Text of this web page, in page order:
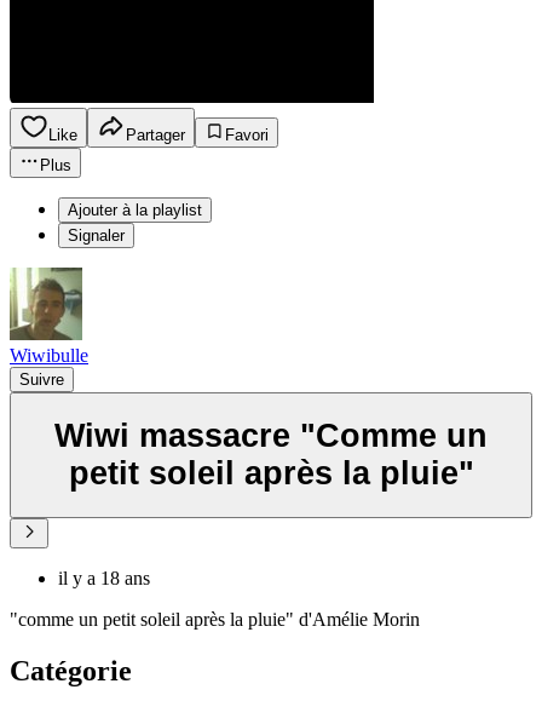
Like Partager
Favori
Plus
Ajouter à la playlist
Signaler
Wiwibulle
Suivre
Wiwi massacre "Comme un
petit soleil après la pluie"
il y a 18 ans
"comme un petit soleil après la pluie" d'Amélie Morin
Catégorie